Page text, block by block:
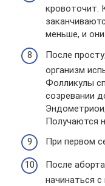
кровоточит.
меньше, и
После
организм
Фолликулы
созревании
Получаются
При первом
После
начинаться